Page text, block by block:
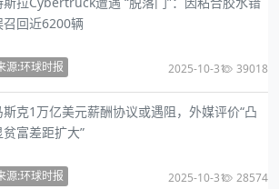
召回近6200辆
源:环球时报 2025-10-31 39018
斯克1万亿美元薪酬协议或遇阻，外媒评价“凸
贫富差距扩大”
源:环球时报 2025-10-31 28574